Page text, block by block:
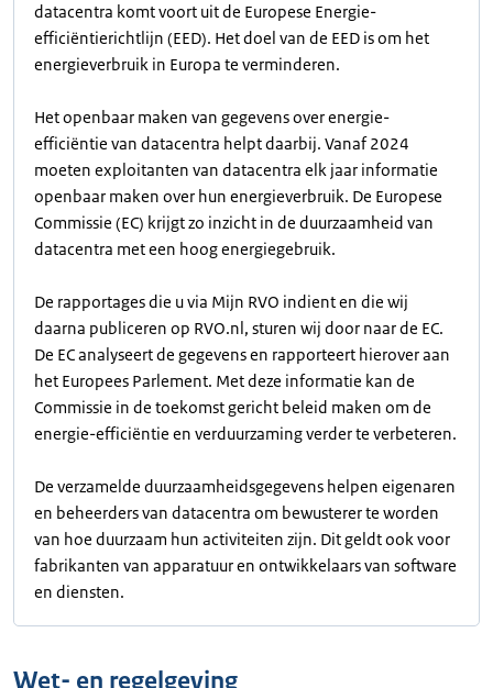
datacentra komt voort uit de Europese Energie-
efficiëntierichtlijn (EED). Het doel van de EED is om het
energieverbruik in Europa te verminderen.
Het openbaar maken van gegevens over energie-
efficiëntie van datacentra helpt daarbij. Vanaf 2024
moeten exploitanten van datacentra elk jaar informatie
openbaar maken over hun energieverbruik. De Europese
Commissie (EC) krijgt zo inzicht in de duurzaamheid van
datacentra met een hoog energiegebruik.
De rapportages die u via Mijn RVO indient en die wij
daarna publiceren op RVO.nl, sturen wij door naar de EC.
De EC analyseert de gegevens en rapporteert hierover aan
het Europees Parlement. Met deze informatie kan de
Commissie in de toekomst gericht beleid maken om de
energie-efficiëntie en verduurzaming verder te verbeteren.
De verzamelde duurzaamheidsgegevens helpen eigenaren
en beheerders van datacentra om bewusterer te worden
van hoe duurzaam hun activiteiten zijn. Dit geldt ook voor
fabrikanten van apparatuur en ontwikkelaars van software
en diensten.
Wet- en regelgeving